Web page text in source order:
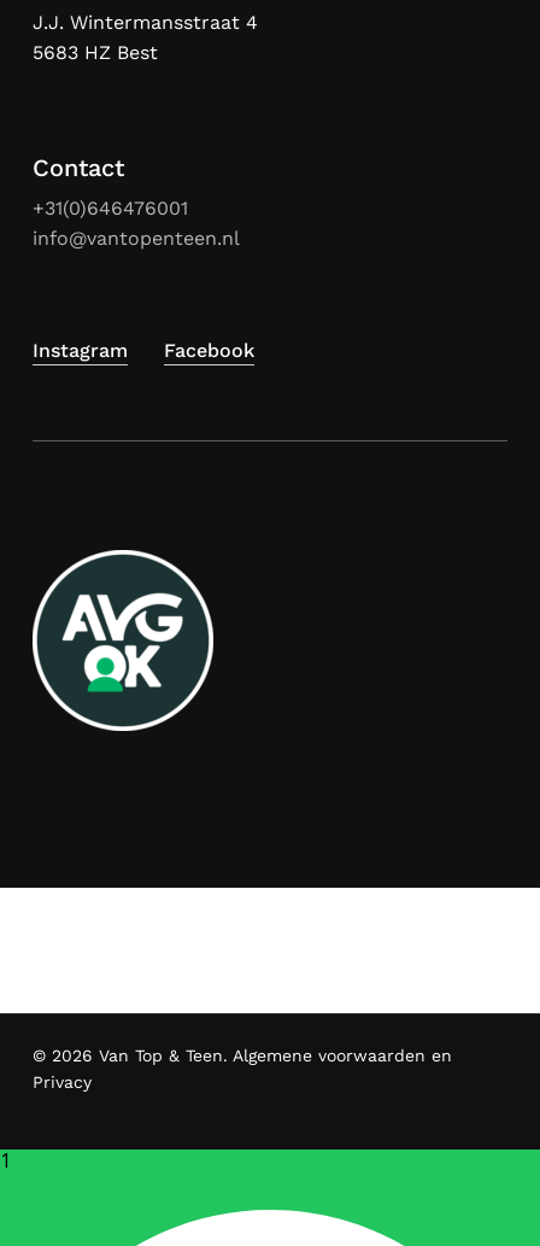
J.J. Wintermansstraat 4
5683 HZ Best
Contact
+31(0)646476001
info@vantopenteen.nl
Instagram Facebook
© 2026 Van Top & Teen. Algemene voorwaarden en
Privacy
1